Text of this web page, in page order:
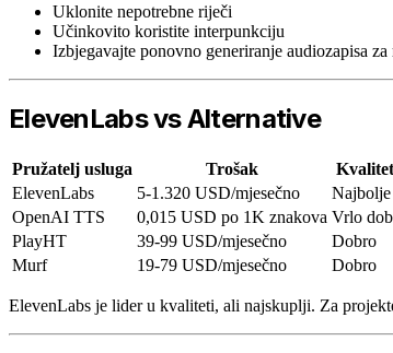
Uklonite nepotrebne riječi
Učinkovito koristite interpunkciju
Izbjegavajte ponovno generiranje audiozapisa za
ElevenLabs vs Alternative
Pružatelj usluga Trošak
ElevenLabs
5-1.320 USD/mjesečno Najbolje
OpenAI TTS
0,015 USD po 1K znakova Vrlo
PlayHT
39-99 USD/mjesečno Dobro
Murf
19-79 USD/mjesečno Dobro
ElevenLabs je lider u kvaliteti, ali najskuplji. Za